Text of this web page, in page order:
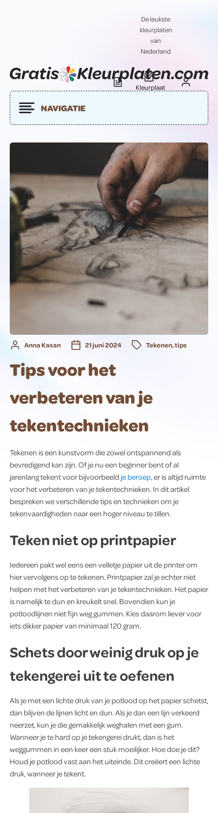
De leukste
kleurplaten
van
Nederland
Blog
Kleurplaat
Contact
NAVIGATIE
Anna Kasan 21 juni 2024 Tekenen,tips
Tips voor het
verbeteren van je
tekentechnieken
Tekenen is een kunstvorm die zowel ontspannend als
bevredigend kan zijn. Of je nu een beginner bent of al
jarenlang tekent voor bijvoorbeeld je beroep, er is altijd ruimte
voor het verbeteren van je tekentechnieken. In dit artikel
bespreken we verschillende tips en technieken om je
tekenvaardigheden naar een hoger niveau te tillen.
Teken niet op printpapier
Iedereen pakt wel eens een velletje papier uit de printer om
hier vervolgens op te tekenen. Printpapier zal je echter niet
helpen met het verbeteren van je tekentechnieken. Het papier
is namelijk te dun en kreukelt snel. Bovendien kun je
potloodlijnen niet fijn weg gummen. Kies daarom liever voor
iets dikker papier van minimaal 120 gram.
Schets door weinig druk op je
tekengerei uit te oefenen
Als je met een lichte druk van je potlood op het papier schetst,
dan blijven de lijnen licht en dun. Als je dan een lijn verkeerd
neerzet, kun je die gemakkelijk weghalen met een gum.
Wanneer je te hard op je tekengerei drukt, dan is het
weggummen in een keer een stuk moeilijker. Hoe doe je dit?
Houd je potlood vast aan het uiteinde. Dit creëert een lichte
druk, wanneer je tekent.